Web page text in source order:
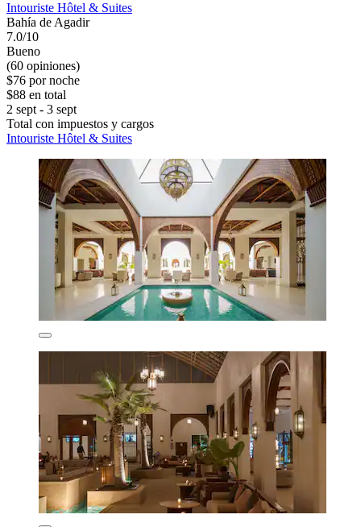
Intouriste Hôtel & Suites
Bahía de Agadir
7.0/10
Bueno
(60 opiniones)
$76 por noche
$88 en total
2 sept - 3 sept
Total con impuestos y cargos
Intouriste Hôtel & Suites